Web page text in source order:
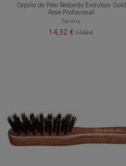
Cepillo de Pelo Redondo Evolution Gold
Rose Profesional
Termix
14,32 € 17,90 €